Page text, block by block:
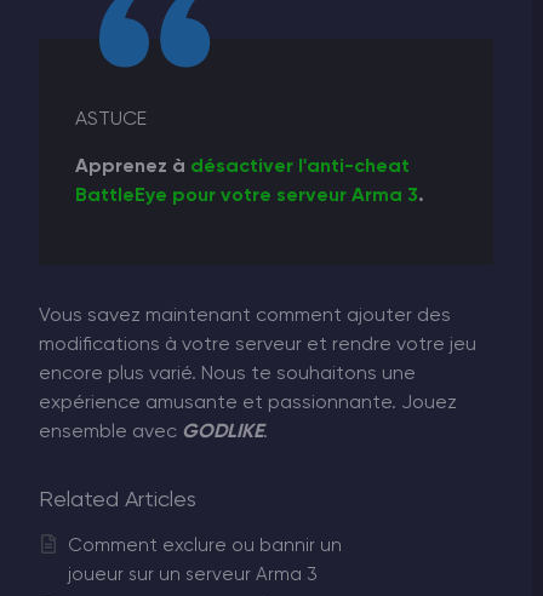
ASTUCE
Apprenez à désactiver l'anti-cheat
BattleEye pour votre serveur Arma 3.
Vous savez maintenant comment ajouter des
modifications à votre serveur et rendre votre jeu
encore plus varié. Nous te souhaitons une
expérience amusante et passionnante. Jouez
ensemble avec GODLIKE.
Related Articles
Comment exclure ou bannir un
joueur sur un serveur Arma 3